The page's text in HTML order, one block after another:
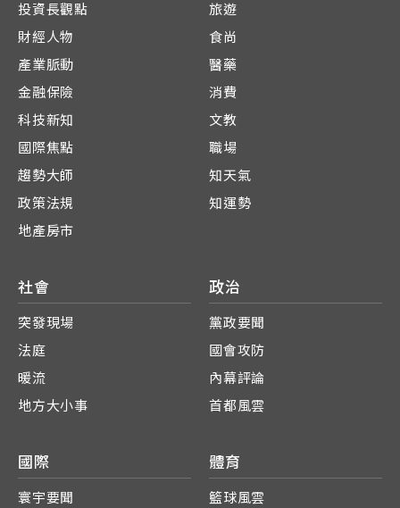
投資長觀點
財經人物
產業脈動
金融保險
科技新知
國際焦點
趨勢大師
政策法規
地產房市
旅遊
食尚
醫藥
消費
文教
職場
知天氣
知運勢
社會
突發現場
法庭
暖流
地方大小事
政治
黨政要聞
國會攻防
內幕評論
首都風雲
國際
寰宇要聞
體育
籃球風雲